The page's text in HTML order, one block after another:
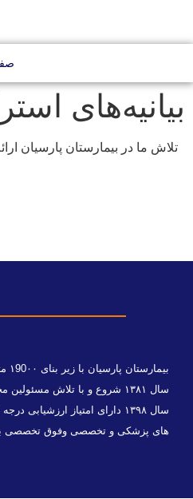
بیانیه‌های
تلاش ما در بیمارستان پارسیان
های پزشکی و تخصصی وفوق تخصصی